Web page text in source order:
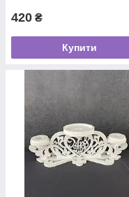
420 ₴
Купити